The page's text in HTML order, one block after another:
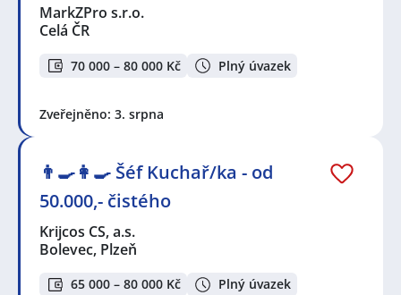
MarkZPro s.r.o.
Celá ČR
70 000 – 80 000 Kč Plný úvazek
Zveřejněno: 3. srpna
👨‍🍳👩‍🍳​​​​​​​ Šéf Kuchař/ka - od
50.000,- čistého
Krijcos CS, a.s.
Bolevec, Plzeň
65 000 – 80 000 Kč Plný úvazek